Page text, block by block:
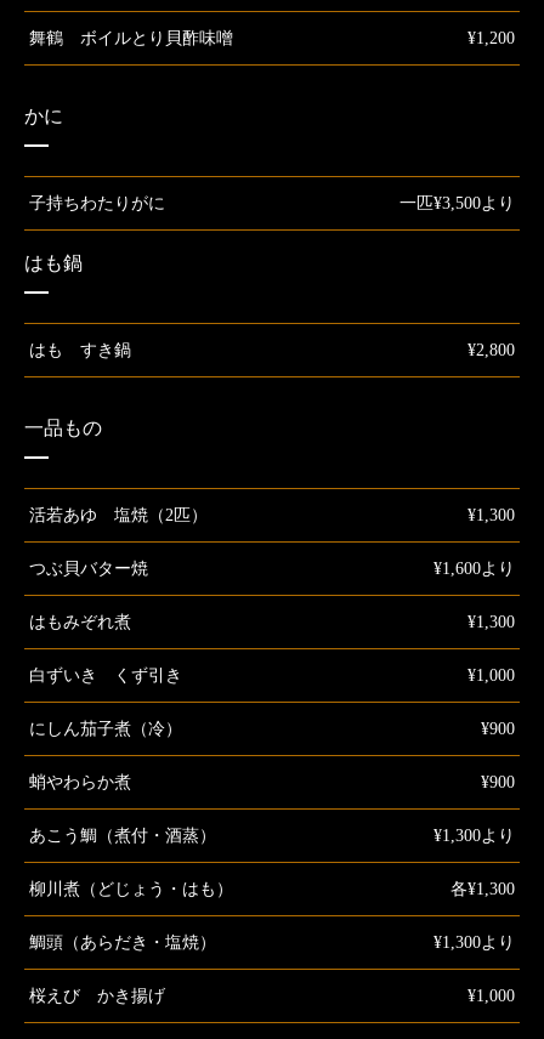
舞鶴 ボイルとり貝酢味噌 ¥1,200
かに
子持ちわたりがに 一匹¥3,500より
はも鍋
はも すき鍋 ¥2,800
一品もの
活若あゆ 塩焼（2匹） ¥1,300
つぶ貝バター焼 ¥1,600より
はもみぞれ煮 ¥1,300
白ずいき くず引き ¥1,000
にしん茄子煮（冷） ¥900
蛸やわらか煮 ¥900
あこう鯛（煮付・酒蒸） ¥1,300より
柳川煮（どじょう・はも） 各¥1,300
鯛頭（あらだき・塩焼） ¥1,300より
桜えび かき揚げ ¥1,000